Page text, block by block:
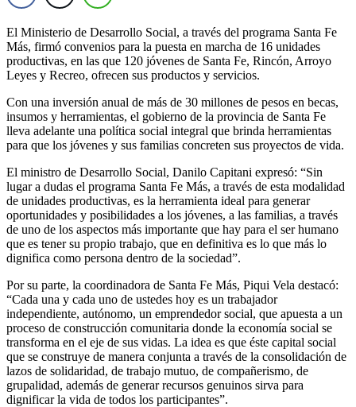
El Ministerio de Desarrollo Social, a través del programa Santa Fe
Más, firmó convenios para la puesta en marcha de 16 unidades
productivas, en las que 120 jóvenes de Santa Fe, Rincón, Arroyo
Leyes y Recreo, ofrecen sus productos y servicios.
Con una inversión anual de más de 30 millones de pesos en becas,
insumos y herramientas, el gobierno de la provincia de Santa Fe
lleva adelante una política social integral que brinda herramientas
para que los jóvenes y sus familias concreten sus proyectos de vida.
El ministro de Desarrollo Social, Danilo Capitani expresó: “Sin
lugar a dudas el programa Santa Fe Más, a través de esta modalidad
de unidades productivas, es la herramienta ideal para generar
oportunidades y posibilidades a los jóvenes, a las familias, a través
de uno de los aspectos más importante que hay para el ser humano
que es tener su propio trabajo, que en definitiva es lo que más lo
dignifica como persona dentro de la sociedad”.
Por su parte, la coordinadora de Santa Fe Más, Piqui Vela destacó:
“Cada una y cada uno de ustedes hoy es un trabajador
independiente, autónomo, un emprendedor social, que apuesta a un
proceso de construcción comunitaria donde la economía social se
transforma en el eje de sus vidas. La idea es que éste capital social
que se construye de manera conjunta a través de la consolidación de
lazos de solidaridad, de trabajo mutuo, de compañerismo, de
grupalidad, además de generar recursos genuinos sirva para
dignificar la vida de todos los participantes”.